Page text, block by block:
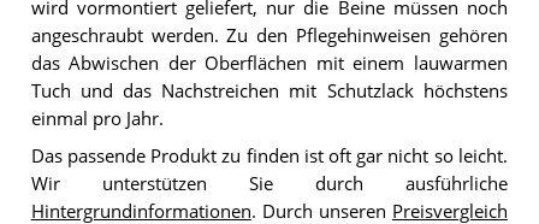
wird vormontiert geliefert, nur die Beine müssen noch
angeschraubt werden. Zu den Pflegehinweisen gehören
das Abwischen der Oberflächen mit einem lauwarmen
Tuch und das Nachstreichen mit Schutzlack höchstens
einmal pro Jahr.
Das passende Produkt zu finden ist oft gar nicht so leicht.
Wir unterstützen Sie durch ausführliche
Hintergrundinformationen. Durch unseren Preisvergleich